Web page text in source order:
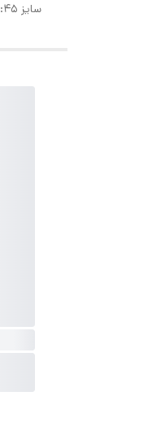
سایز ۴۵: پهنای بلوز ۳۰ قد بلوز ۴۱ قد آستین۳۶ قد شلوار۶۲